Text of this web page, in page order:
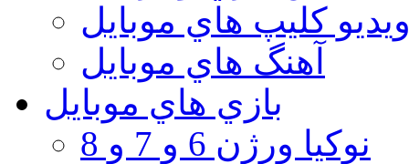
كليپ هاي موبايل
آهنگ هاي موبايل
بازي هاي موبايل
نوكيا ورژن 6 و 7 و 8